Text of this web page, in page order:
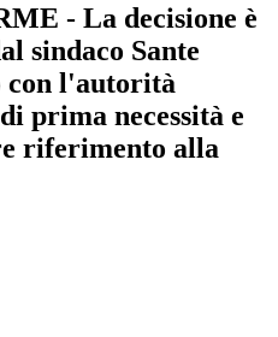
- La decisione è
sindaco Sante
con l'autorità
prima necessità e
riferimento alla